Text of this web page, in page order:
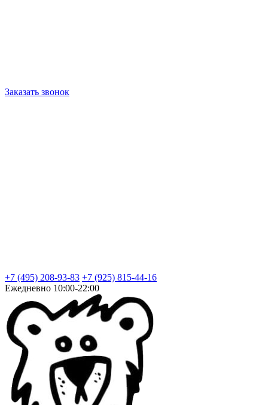
Заказать звонок
+7 (495) 208-93-83 +7 (925) 815-44-16
Ежедневно 10:00-22:00